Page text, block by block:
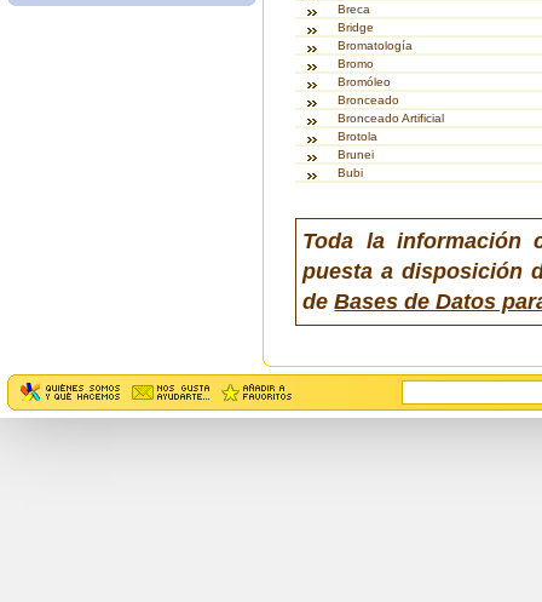
Breca
Bridge
Bromatología
Bromo
Bromóleo
Bronceado
Bronceado Artificial
Brotola
Brunei
Bubi
Toda la información
puesta a disposición
deBases de Datos